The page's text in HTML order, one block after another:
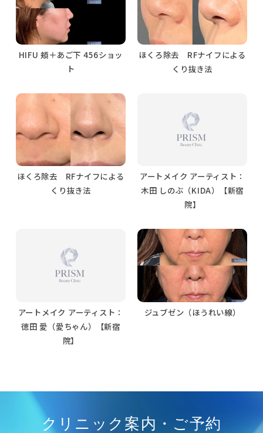
HIFU 頬＋あご下 456ショッ
ト
ほくろ除去 RFナイフによる
くり抜き法
ほくろ除去 RFナイフによる
くり抜き法
アートメイク アーティスト：
木田 しのぶ（KIDA）【新宿
院】
アートメイク アーティスト：
徳田 愛（愛ちゃん）【新宿
院】
ジュブゼン（ほうれい線）
クリニック案内・ご予約